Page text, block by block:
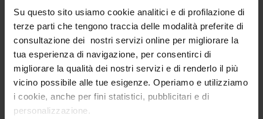
Su questo sito usiamo cookie analitici e di profilazione di
terze parti che tengono traccia delle modalità preferite di
consultazione dei nostri servizi online per migliorare la
tua esperienza di navigazione, per consentirci di
migliorare la qualità dei nostri servizi e di renderlo il più
vicino possibile alle tue esigenze. Operiamo e utilizziamo
i cookie, anche per fini statistici, pubblicitari e di
personalizzazione.
targete cluster di riferimento.
Analisi e Indagini| 17/03/2023
Leggi tutto